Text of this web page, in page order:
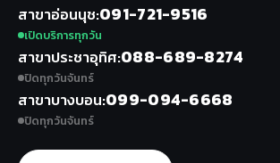
สาขาอ่อนนุช 091-721-9516
เปิดบริการทุกวัน
สาขาประชาอุทิศ 088-689-8274
ปิดทุกวันจันทร์
สาขาบางบอน 099-094-6668
ปิดทุกวันจันทร์